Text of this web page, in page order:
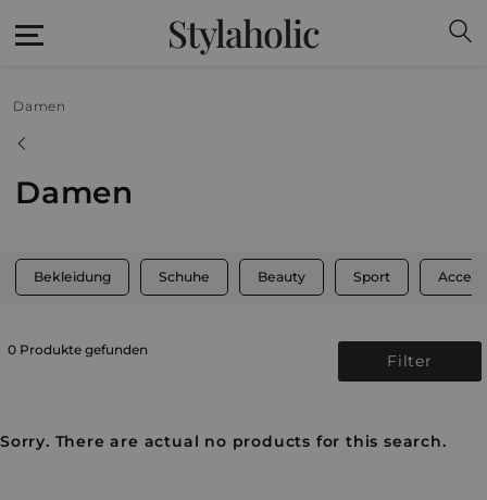
Stylaholic
Damen
Damen
Bekleidung Schuhe Beauty Sport
0 Produkte gefunden
Filter
Sorry. There are actual no products for this search.